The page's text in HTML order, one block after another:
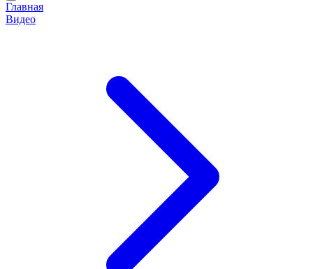
Главная
Видео